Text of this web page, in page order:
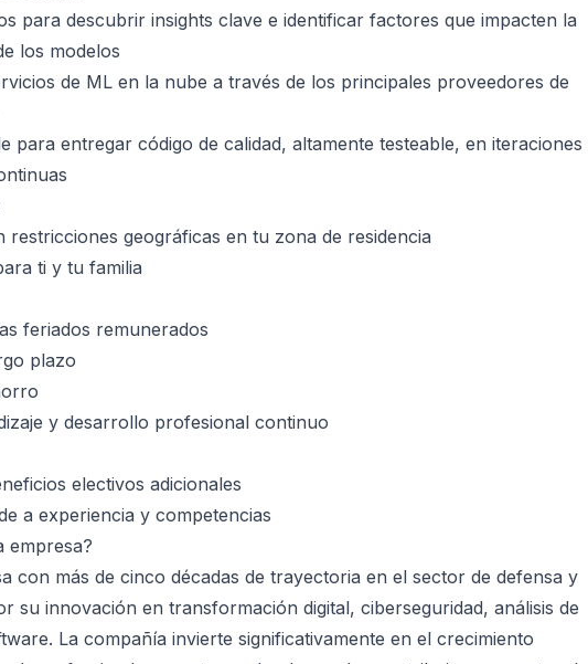
para descubrir insights clave e identificar factores que impacten la
los modelos
de ML en la nube a través de los principales proveedores de
para entregar código de calidad, altamente testeable, en iteraciones
restricciones geográficas en tu zona de residencia
ti y tu familia
feriados remunerados
plazo
y desarrollo profesional continuo
electivos adicionales
a experiencia y competencias
empresa?
con más de cinco décadas de trayectoria en el sector de defensa y
su innovación en transformación digital, ciberseguridad, análisis de
La compañía invierte significativamente en el crecimiento